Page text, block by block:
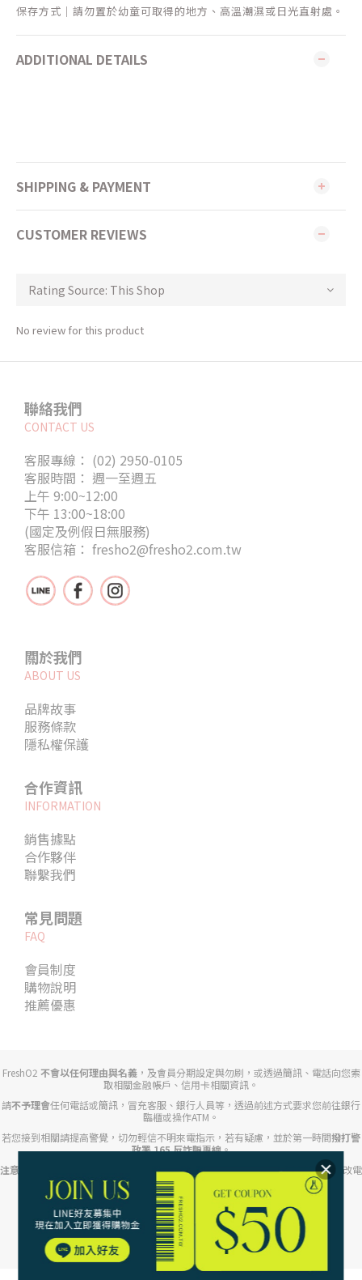
保存方式｜請勿置於幼童可取得的地方、高溫潮濕或日光直射處。
ADDITIONAL DETAILS
SHIPPING & PAYMENT
CUSTOMER REVIEWS
No review for this product
聯絡我們
CONTACT US
客服專線： (02) 2950-0105
客服時間： 週一至週五
上午 9:00~12:00
下午 13:00~18:00
(國定及例假日無服務)
客服信箱： fresho2@fresho2.com.tw
關於我們
ABOUT US
品牌故事
服務條款
隱私權保護
合作資訊
INFORMATION
銷售據點
合作夥伴
聯繫我們
常見問題
FAQ
會員制度
購物說明
推薦優惠
FreshO2 不會以任何理由與名義，及會員分期設定與勿刷，或透過簡訊、電話向您索
取相關金融帳戶、信用卡相關資訊。
請不予理會任何電話或簡訊，冒充客服、銀行人員等，透過前述方式要求您前往銀行
臨櫃或操作ATM。
若您接到相關請提高警覺，切勿輕信不明來電指示，若有疑慮，並於第一時間撥打警
政署 165 反詐騙專線。
注意任何來電顯示開頭為「+」、「+2」、」「+886」等不明來電，提防對方竄改電
話號碼或假裝成特定公司、銀行、司法機關的手法。
路迦生醫股份有限公司｜統編54318905
Copyright© 2017 FreshO2